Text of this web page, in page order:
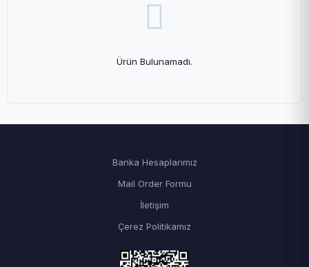
Ürün Bulunamadı.
Banka Hesaplarımız
Mail Order Formu
İletişim
Çerez Politikamız